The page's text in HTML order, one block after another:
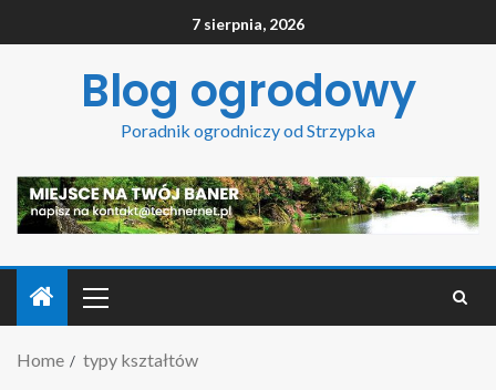
7 sierpnia, 2026
Blog ogrodowy
Poradnik ogrodniczy od Strzypka
Home typy kształtów